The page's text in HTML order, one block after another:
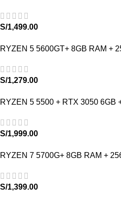
S/1,499.00
RYZEN 5 5600GT+ 8GB RAM +
S/1,279.00
RYZEN 5 5500 + RTX 3050 6GB
S/1,999.00
RYZEN 7 5700G+ 8GB RAM +
S/1,399.00